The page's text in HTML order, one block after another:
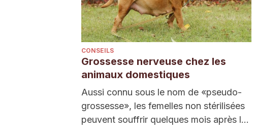
CONSEILS
Grossesse nerveuse chez les
animaux domestiques
Aussi connu sous le nom de «pseudo-
grossesse», les femelles non stérilisées
peuvent souffrir quelques mois après la